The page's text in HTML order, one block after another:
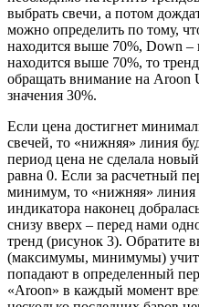
выбрать свечи, а потом
можно определить по тому,
находится выше 70%, Down
находится выше 70%, то
обращать внимание на Aroon
значения 30%.
Если цена достигнет
свечей, то «нижняя» линия
период цена не сделала
равна 0. Если за расчетный
минимум, то «нижняя» линия
индикатора наконец
снизу вверх – перед нами
тренд (рисунок 3). Обратите
(максимумы, минимумы)
попадают в определенный
«Aroon» в каждый момент